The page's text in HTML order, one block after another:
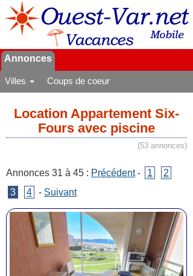
Annonces
Villes Coups de coeur
Location Appartement Six-
Fours avec piscine
(53 annonces)
Annonces 31 à 45 : Précédent- 1
2
3
4 - Suivant